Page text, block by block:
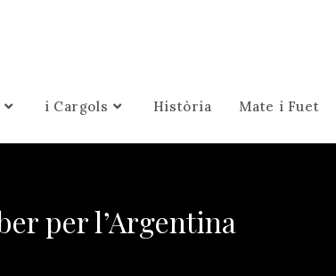
i Cargols Història Mate i Fuet
per l’Argentina